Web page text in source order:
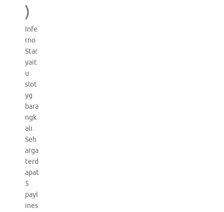
)
Infe
rno
Star
yait
u
slot
yg
bara
ngk
ali.
Seh
arga
terd
apat
5
payl
ines